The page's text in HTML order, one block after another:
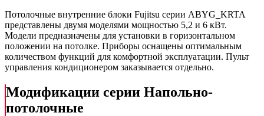
Потолочные внутренние блоки Fujitsu серии ABYG_KRTA
представлены двумя моделями мощностью 5,2 и 6 кВт.
Модели предназначены для установки в горизонтальном
положении на потолке. Приборы оснащены оптимальным
количеством функций для комфортной эксплуатации. Пульт
управления кондиционером заказывается отдельно.
Модификации серии Напольно-
потолочные